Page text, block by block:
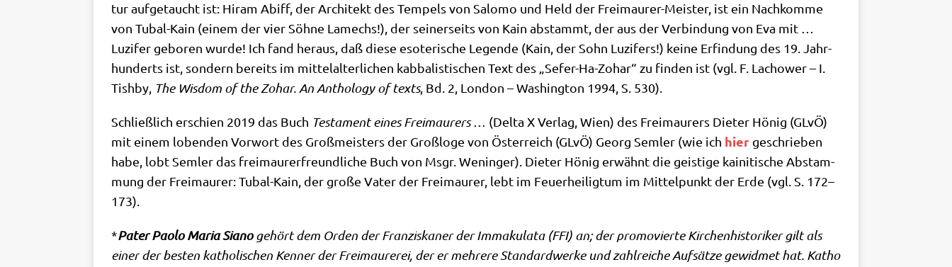
tur auf­ge­taucht ist: Hiram Abi­ff, der Archi­tekt des Tem­pels von Salo­mo und Held der Frei­mau­rer-Mei­ster, ist ein Nach­kom­me
von Tubal-Kain (einem der vier Söh­ne Lame­chs!), der sei­ner­seits von Kain abstammt, der aus der Ver­bin­dung von Eva mit …
Luzi­fer gebo­ren wur­de! Ich fand her­aus, daß die­se eso­te­ri­sche Legen­de (Kain, der Sohn Luzi­fers!) kei­ne Erfin­dung des 19. Jahr­
hun­derts ist, son­dern bereits im mit­tel­al­ter­li­chen kab­ba­li­sti­schen Text des „Sefer-Ha-Zoh­ar“ zu fin­den ist (vgl. F. Lachower – I.
Tish­by, The Wis­dom of the Zoh­ar. An Antho­lo­gy of texts, Bd. 2, Lon­don – Washing­ton 1994, S. 530).
Schließ­lich erschien 2019 das Buch Testa­ment eines Frei­mau­rers… (Del­ta X Ver­lag, Wien) des Frei­mau­rers Die­ter Hönig (GLvÖ)
mit einem loben­den Vor­wort des Groß­mei­sters der Groß­lo­ge von Öster­reich (GLvÖ) Georg Sem­ler (wie ich hier geschrie­ben
habe, lobt Sem­ler das frei­mau­rer­freund­li­che Buch von Msgr. Wenin­ger). Die­ter Hönig erwähnt die gei­sti­ge kai­ni­ti­sche Abstam­
mung der Frei­mau­rer: Tubal-Kain, der gro­ße Vater der Frei­mau­rer, lebt im Feu­er­hei­lig­tum im Mit­tel­punkt der Erde (vgl. S. 172–
173).
*Pater Pao­lo Maria Sia­nogehört dem Orden der Fran­zis­ka­ner der Imma­ku­la­ta (FFI) an; der pro­mo­vier­te Kir­chen­hi­sto­ri­ker gilt als
einer der besten katho­li­schen Ken­ner der Frei­mau­re­rei, der er meh­re­re Stan­dard­wer­ke und zahl­rei­che Auf­sät­ze gewid­met hat. Katho​